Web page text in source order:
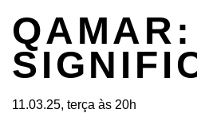
QAMAR:
11.03.25, terça às 20h